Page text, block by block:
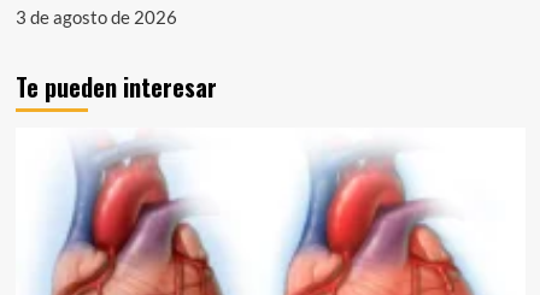
3 de agosto de 2026
Te pueden interesar